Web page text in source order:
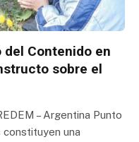
Contenido en
sobre el
– Argentina Punto
una